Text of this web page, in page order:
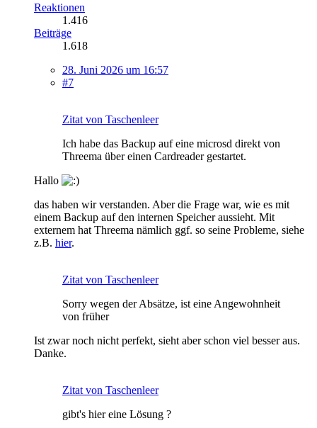
Reaktionen
1.416
Beiträge
1.618
28. Juni 2026 um 16:57
#7
Zitat von Taschenleer
Ich habe das Backup auf eine microsd direkt von
Threema über einen Cardreader gestartet.
Hallo
das haben wir verstanden. Aber die Frage war, wie es mit
einem Backup auf den internen Speicher aussieht. Mit
externem hat Threema nämlich ggf. so seine Probleme, siehe
z.B. hier.
Zitat von Taschenleer
Sorry wegen der Absätze, ist eine Angewohnheit
von früher
Ist zwar noch nicht perfekt, sieht aber schon viel besser aus.
Danke.
Zitat von Taschenleer
gibt's hier eine Lösung ?